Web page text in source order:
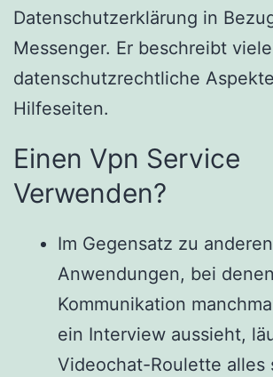
Datenschutzerklärung in
Messenger. Er beschreibt viele
datenschutzrechtliche
Hilfeseiten.
Einen Vpn Service
Verwenden?
Im Gegensatz zu anderen
Anwendungen, bei
Kommunikation
ein Interview aussieht,
Videochat-Roulette alles